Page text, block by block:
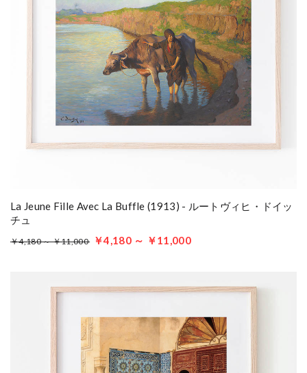
La Jeune Fille Avec La Buffle (1913) - ルートヴィヒ・ドイッ
チュ
￥4,180 ～ ￥11,000 ￥4,180 ～ ￥11,000